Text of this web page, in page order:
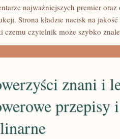
najważniejszych premier
Strona kładzie nacisk na
czemu czytelnik może szybko
znani i
przepisy